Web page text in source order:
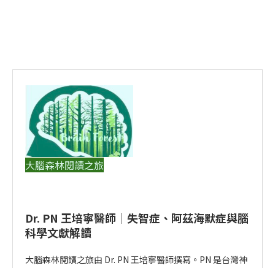
大腦森林閱讀之旅
Dr. PN 王培寧醫師｜失智症、阿茲海默症與腦
科學文獻解讀
大腦森林閱讀之旅由 Dr. PN 王培寧醫師撰寫。PN 是台灣神